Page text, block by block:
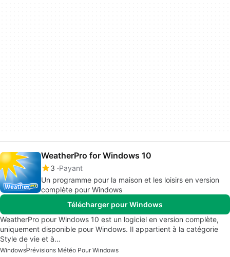
WeatherPro for Windows 10
3 Payant
Un programme pour la maison et les loisirs en version
complète pour Windows
Télécharger pour Windows
WeatherPro pour Windows 10 est un logiciel en version complète,
uniquement disponible pour Windows. Il appartient à la catégorie
Style de vie et à…
WindowsPrévisions Météo Pour Windows